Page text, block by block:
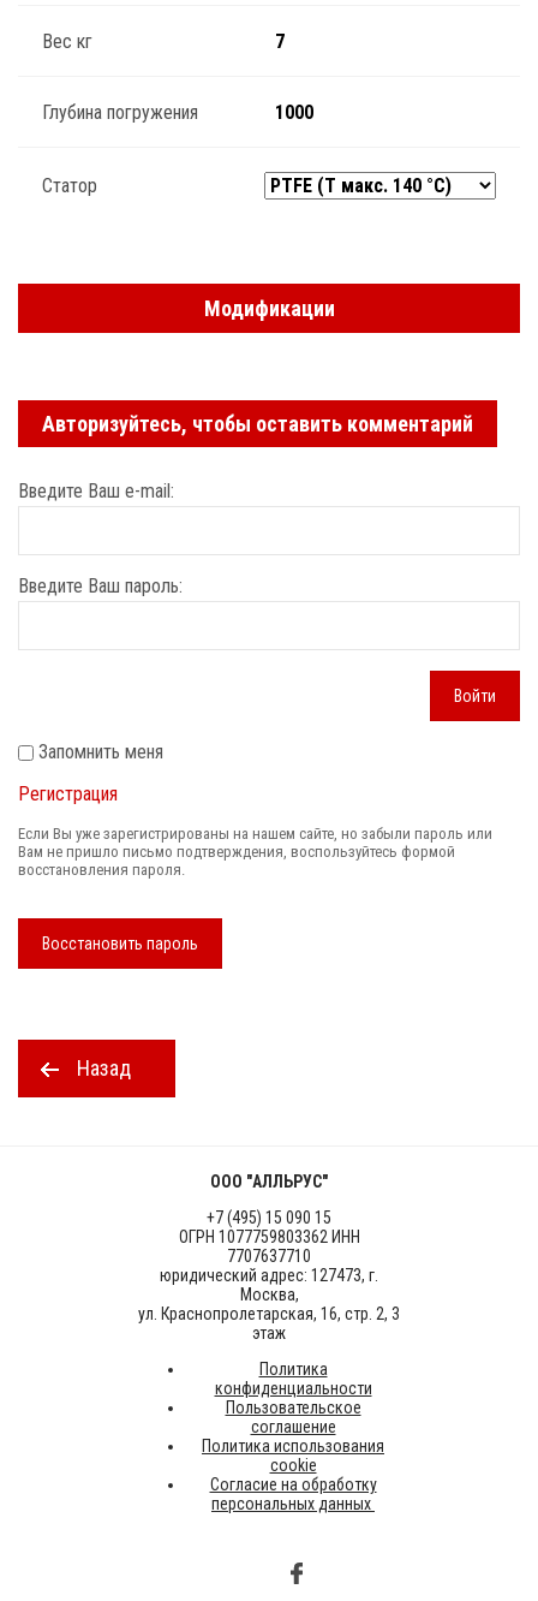
Вес кг 7
Глубина погружения 1000
Статор
Модификации
Авторизуйтесь, чтобы оставить комментарий
Введите Ваш e-mail:
Введите Ваш пароль:
Войти
Запомнить меня
Регистрация
Если Вы уже зарегистрированы на нашем сайте, но забыли пароль или
Вам не пришло письмо подтверждения, воспользуйтесь формой
восстановления пароля.
Восстановить пароль
Назад
ООО "АЛЛЬРУС"
+7 (495) 15 090 15
ОГРН 1077759803362 ИНН
7707637710
юридический адрес: 127473, г.
Москва,
ул. Краснопролетарская, 16, стр. 2, 3
этаж
Политика
конфиденциальности
Пользовательское
соглашение
Политика использования
cookie
Согласие на обработку
персональных данных